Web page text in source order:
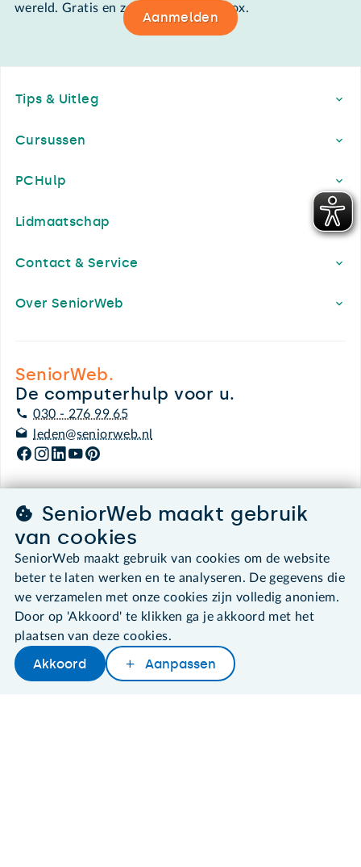
Later lezenDelenWoordenboek
wereld. Gratis en zomaar in de mailbox.
Aanmelden
Tips & Uitleg
Cursussen
PCHulp
Lidmaatschap
Contact & Service
Over SeniorWeb
SeniorWeb.
De computerhulp voor u.
030 - 276 99 65
leden@seniorweb.nl
©2026 SeniorWeb
Algemene voorwaarden
Cookies en cookie-instellingen
Disclaimer
Privacybeleid
About SeniorWeb
SeniorWeb maakt gebruik
van cookies
SeniorWeb maakt gebruik van cookies om de website
beter te laten werken en te analyseren. De gegevens die
we verzamelen met onze cookies zijn volledig anoniem.
Door op 'Akkoord' te klikken ga je akkoord met het
plaatsen van deze cookies.
Akkoord Aanpassen